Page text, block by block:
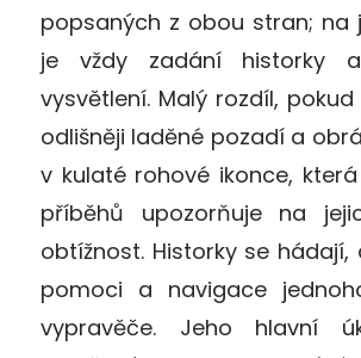
popsaných z obou stran; na
je vždy zadání historky
vysvětlení. Malý rozdíl,
odlišněji laděné pozadí a
v kulaté rohové ikonce,
příběhů upozorňuje na
obtížnost. Historky se
pomoci a navigace
vypravěče. Jeho hlavní